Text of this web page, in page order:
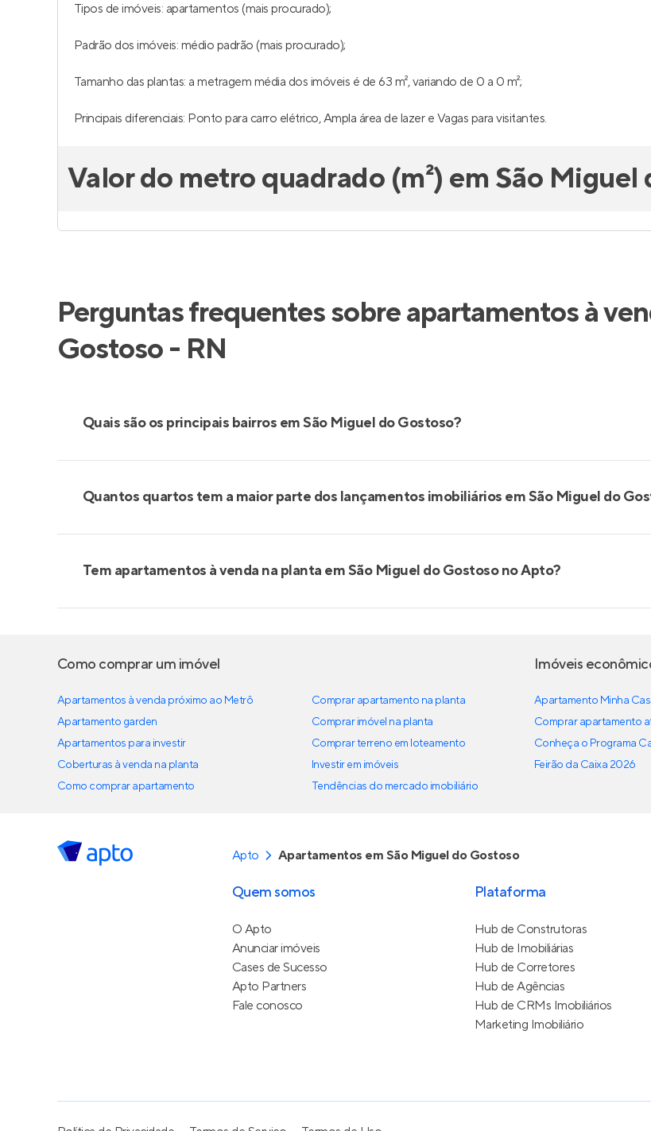
Tipos de imóveis: apartamentos (mais procurado);
Padrão dos imóveis: médio padrão (mais procurado);
Tamanho das plantas: a metragem média dos imóveis é de 63 m², variando de 0 a 0 m²;
Principais diferenciais: Ponto para carro elétrico, Ampla área de lazer e Vagas para visitantes.
Valor do metro quadrado (m²) em São Miguel
Perguntas frequentes sobre apartamentos à
Gostoso - RN
Quais são os principais bairros em São Miguel do Gostoso?
Quantos quartos tem a maior parte dos lançamentos imobiliários em São Miguel do
Tem apartamentos à venda na planta em São Miguel do Gostoso no Apto?
Como comprar um imóvel
Apartamentos à venda próximo ao Metrô
Apartamento garden
Apartamentos para investir
Coberturas à venda na planta
Como comprar apartamento
Comprar apartamento na planta
Comprar imóvel na planta
Comprar terreno em loteamento
Investir em imóveis
Tendências do mercado imobiliário
Imóveis
Apartamento Minha
Comprar apartamento
Conheça o Programa
Feirão da Caixa 2026
Apto Apartamentos em São Miguel do Gostoso
Quem somos
O Apto
Anunciar imóveis
Cases de Sucesso
Apto Partners
Fale conosco
Plataforma
Hub de Construtoras
Hub de Imobiliárias
Hub de Corretores
Hub de Agências
Hub de CRMs Imobiliários
Marketing Imobiliário